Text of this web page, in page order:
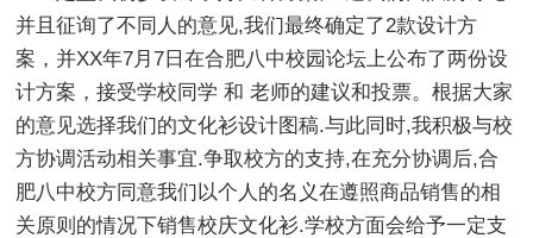
并且征询了不同人的意见,我们最终确定了2款设计方
案，并XX年7月7日在合肥八中校园论坛上公布了两份设
计方案，接受学校同学 和 老师的建议和投票。根据大家
的意见选择我们的文化衫设计图稿.与此同时,我积极与校
方协调活动相关事宜.争取校方的支持,在充分协调后,合
肥八中校方同意我们以个人的名义在遵照商品销售的相
关原则的情况下销售校庆文化衫.学校方面会给予一定支